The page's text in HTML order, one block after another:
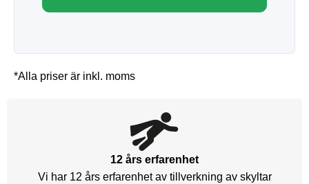
*Alla priser är inkl. moms
12 års erfarenhet
Vi har 12 års erfarenhet av tillverkning av skyltar